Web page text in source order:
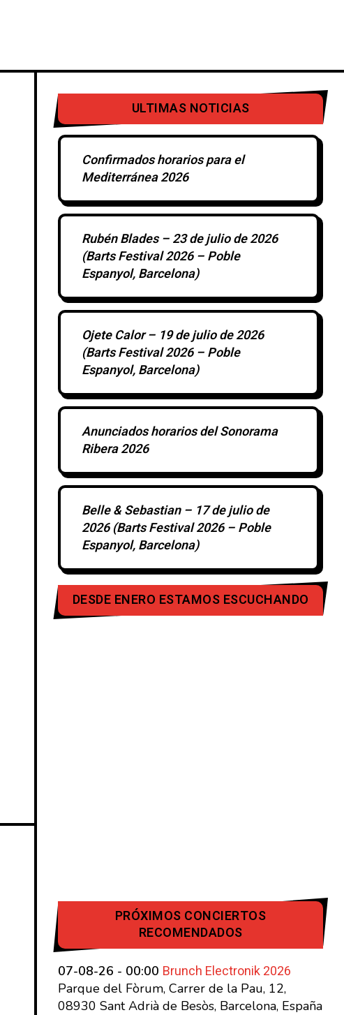
ULTIMAS NOTICIAS
Confirmados horarios para el
Mediterránea 2026
Rubén Blades – 23 de julio de 2026
(Barts Festival 2026 – Poble
Espanyol, Barcelona)
Ojete Calor – 19 de julio de 2026
(Barts Festival 2026 – Poble
Espanyol, Barcelona)
Anunciados horarios del Sonorama
Ribera 2026
Belle & Sebastian – 17 de julio de
2026 (Barts Festival 2026 – Poble
Espanyol, Barcelona)
DESDE ENERO ESTAMOS ESCUCHANDO
PRÓXIMOS CONCIERTOS
RECOMENDADOS
07-08-26 - 00:00 Brunch Electronik 2026
Parque del Fòrum, Carrer de la Pau, 12,
08930 Sant Adrià de Besòs, Barcelona, España